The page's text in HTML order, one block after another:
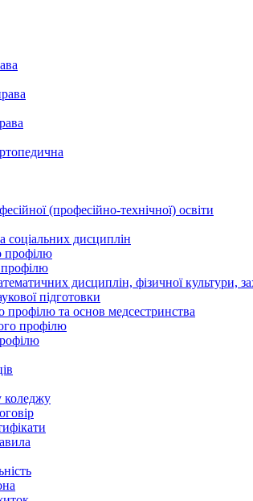
(професійно-технічної) освіти
соціальних дисциплін
профілю
дисциплін, фізичної культури,
підготовки
профілю та основ медсестринства
профілю
коледжу